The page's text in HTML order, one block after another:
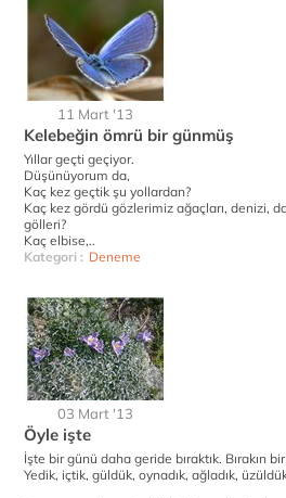
11 Mart '13
Kelebeğin ömrü bir günmüş
Yıllar geçti geçiyor.
Düşünüyorum da,
Kaç kez geçtik şu yollardan?
Kaç kez gördü gözlerimiz ağaçları, denizi,
gölleri?
Kaç elbise,..
Kategori : Deneme
03 Mart '13
Öyle işte
İşte bir günü daha geride bıraktık. Bırakın
Yedik, içtik, güldük, oynadık, ağladık,